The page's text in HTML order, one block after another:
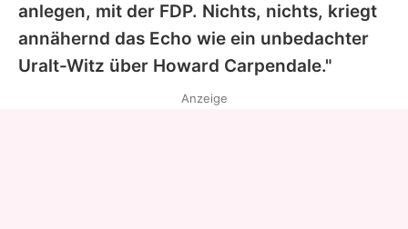
anlegen, mit der FDP. Nichts, nichts, kriegt
annähernd das Echo wie ein unbedachter
Uralt-Witz über Howard Carpendale."
Anzeige